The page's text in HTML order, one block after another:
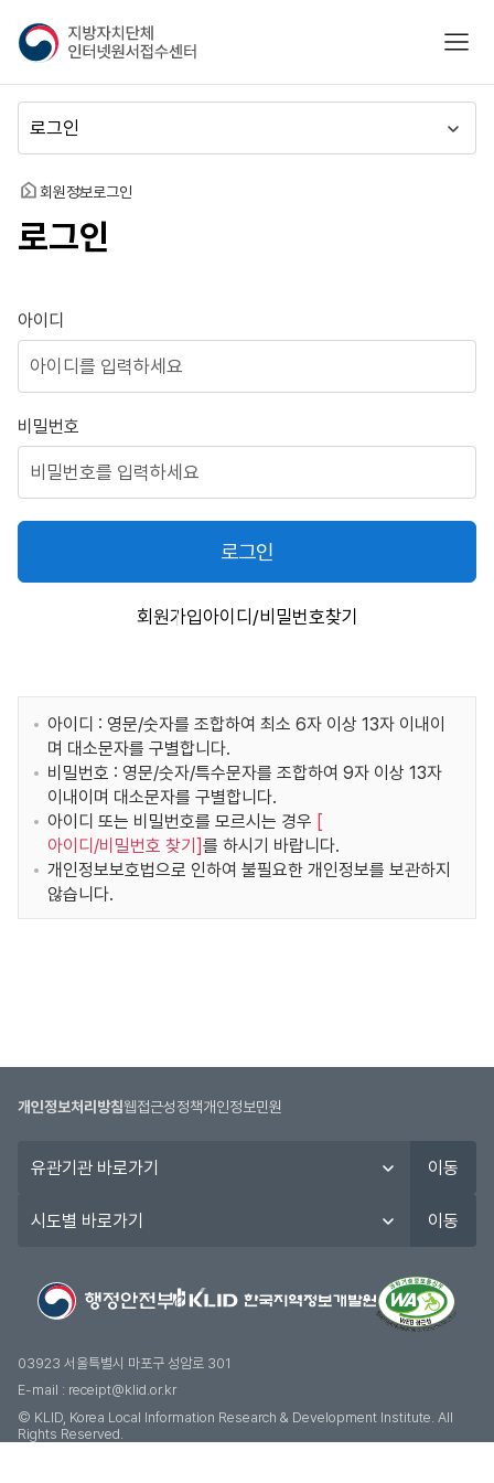
지
방
자
치
단
체
인
넷
접
수
센
모바
뉴
동
홈 회원정보로그인
로그인
로그인
아이디
비밀번호
로그인
회원가입아이디/비밀번호찾기
아이디 : 영문/숫자를 조합하여 최소 6자 이상 13자 이내이
며 대소문자를 구별합니다.
비밀번호 : 영문/숫자/특수문자를 조합하여 9자 이상 13자
이내이며 대소문자를 구별합니다.
아이디 또는 비밀번호를 모르시는 경우 [
아이디/비밀번호 찾기 ]를 하시기 바랍니다.
개인정보보호법으로 인하여 불필요한 개인정보를 보관하지
않습니다.
개인정보처리방침웹접근성정책개인정보민원
관
이동
도
기
이동
03923 서울특별시 마포구 성암로 301
E-mail : receipt@klid.or.kr
© KLID, Korea Local Information Research & Development Institute. AII
Rights Reserved.